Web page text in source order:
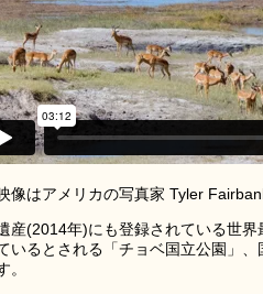
像はアメリカの写真家 Tyler
産(2014年)にも登録されている世
いるとされる「チョベ国立公園」
。